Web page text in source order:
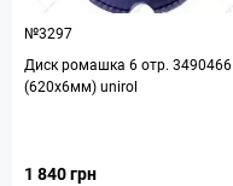
№3297
Диск ромашка 6 отр. 3490466
(620х6мм) unirol
1 840 грн